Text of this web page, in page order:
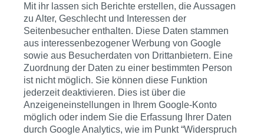
Mit ihr lassen sich Berichte erstellen, die Aussagen
zu Alter, Geschlecht und Interessen der
Seitenbesucher enthalten. Diese Daten stammen
aus interessenbezogener Werbung von Google
sowie aus Besucherdaten von Drittanbietern. Eine
Zuordnung der Daten zu einer bestimmten Person
ist nicht möglich. Sie können diese Funktion
jederzeit deaktivieren. Dies ist über die
Anzeigeneinstellungen in Ihrem Google-Konto
möglich oder indem Sie die Erfassung Ihrer Daten
durch Google Analytics, wie im Punkt “Widerspruch